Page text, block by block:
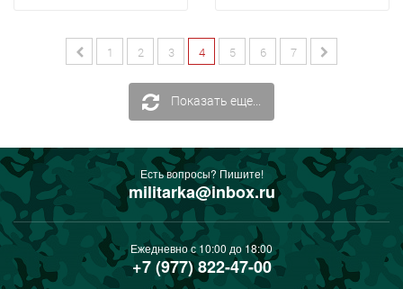
1 2 3 4 5 6 7
Показать еще...
Есть вопросы? Пишите!
militarka@inbox.ru
Ежедневно с 10:00 до 18:00
+7 (977) 822-47-00